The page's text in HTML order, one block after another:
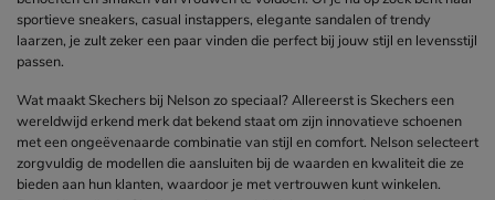
sportieve sneakers, casual instappers, elegante sandalen of trendy
laarzen, je zult zeker een paar vinden die perfect bij jouw stijl en levensstijl
passen.
Wat maakt Skechers bij Nelson zo speciaal? Allereerst is Skechers een
wereldwijd erkend merk dat bekend staat om zijn innovatieve schoenen
met een ongeëvenaarde combinatie van stijl en comfort. Nelson selecteert
zorgvuldig de modellen die aansluiten bij de waarden en kwaliteit die ze
bieden aan hun klanten, waardoor je met vertrouwen kunt winkelen.